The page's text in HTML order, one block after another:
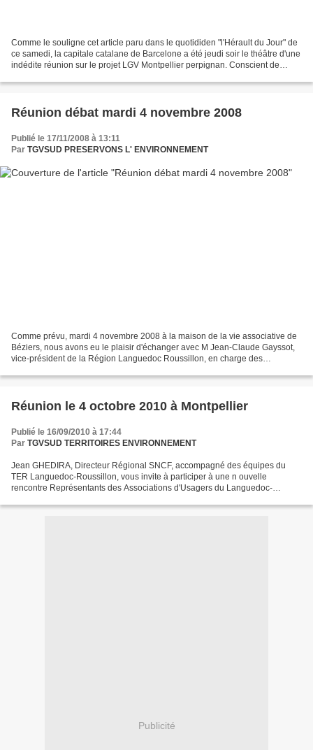
Comme le souligne cet article paru dans le quotididen "l'Hérault du Jour" de
ce samedi, la capitale catalane de Barcelone a été jeudi soir le théâtre d'une
indédite réunion sur le projet LGV Montpellier perpignan. Conscient de
Réunion débat mardi 4 novembre 2008
Publié le 17/11/2008 à 13:11
Par TGVSUD PRESERVONS L' ENVIRONNEMENT
Comme prévu, mardi 4 novembre 2008 à la maison de la vie associative de
Béziers, nous avons eu le plaisir d'échanger avec M Jean-Claude Gayssot,
vice-président de la Région Languedoc Roussillon, en charge des
Réunion le 4 octobre 2010 à Montpellier
Publié le 16/09/2010 à 17:44
Par TGVSUD TERRITOIRES ENVIRONNEMENT
Jean GHEDIRA, Directeur Régional SNCF, accompagné des équipes du
TER Languedoc-Roussillon, vous invite à participer à une n ouvelle
rencontre Représentants des Associations d'Usagers du Languedoc-
Publicité